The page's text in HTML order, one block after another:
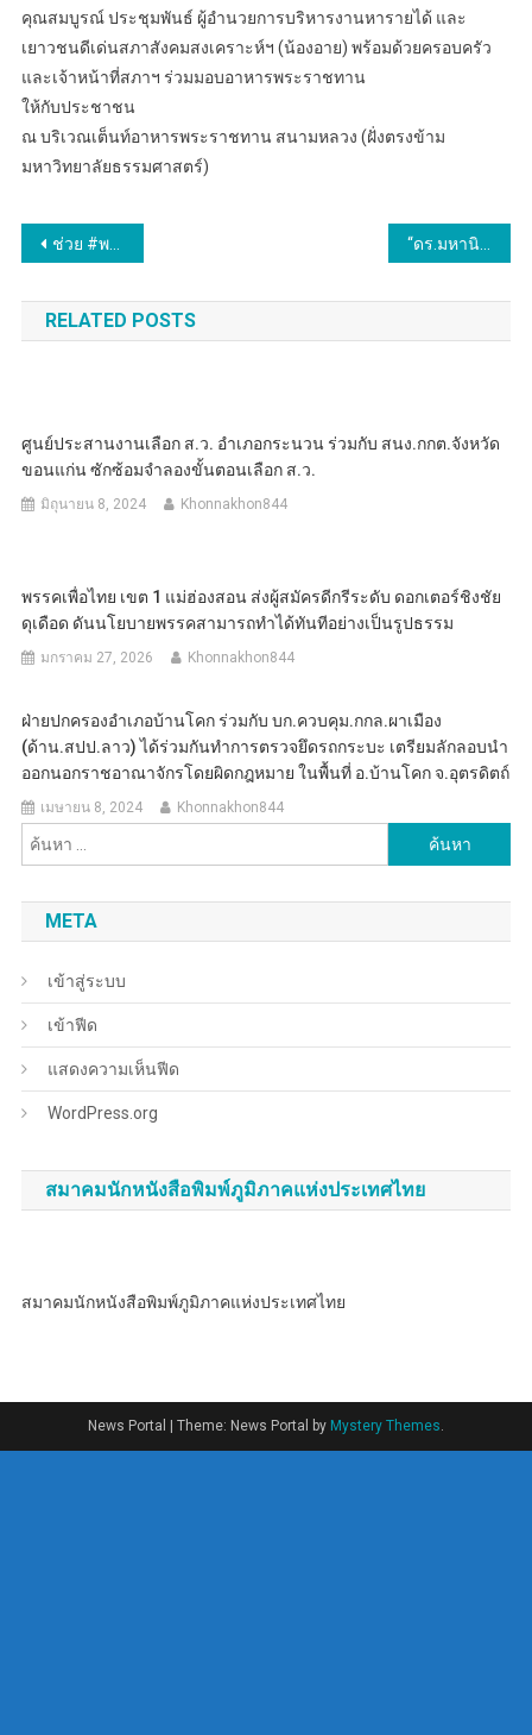
คุณสมบูรณ์ ประชุมพันธ์ ผู้อำนวยการบริหารงานหารายได้ และ
เยาวชนดีเด่นสภาสังคมสงเคราะห์ฯ (น้องอาย) พร้อมด้วยครอบครัว
และเจ้าหน้าที่สภาฯ ร่วมมอบอาหารพระราชทาน
ให้กับประชาชน
ณ บริเวณเต็นท์อาหารพระราชทาน สนามหลวง (ฝั่งตรงข้าม
มหาวิทยาลัยธรรมศาสตร์)
แนะแนว
เรื่อง
ช่วย #พรรคเพื่อไทย ที่ #ประจวบคีรีขันธ์ ยกเครื่องสมาชิกพรรคใหม่ ” สหัสชัย อนันตเมฆ” จับมือ “สุวิทย์ สงคราม ” ลุยรับสมาชิกพรรคส่ง กกต. รวม 120 คน “ดร.มหานิยม” เปิดสำนักงานพรรคพลังประชารัฐ เขต 2 จ.สกลนคร พบปะแกนนำ อ.เมือง และแกนนำ ต.ด่านม่วงคำ อ.โคกศรีสุพรรณ เตรียมสู้ศึกเลือกตั้ง 2569
RELATED POSTS
ศูนย์ประสานงานเลือก ส.ว. อำเภอกระนวน ร่วมกับ สนง.กกต.จังหวัด
ขอนแก่น ซักซ้อมจำลองขั้นตอนเลือก ส.ว.
มิถุนายน 8, 2024 Khonnakhon844
พรรคเพื่อไทย เขต 1 แม่ฮ่องสอน ส่งผู้สมัครดีกรีระดับ ดอกเตอร์ชิงชัย
ดุเดือด ดันนโยบายพรรคสามารถทำได้ทันทีอย่างเป็นรูปธรรม
มกราคม 27, 2026 Khonnakhon844
ฝ่ายปกครองอำเภอบ้านโคก ร่วมกับ บก.ควบคุม.กกล.ผาเมือง
(ด้าน.สปป.ลาว) ได้ร่วมกันทำการตรวจยึดรถกระบะ เตรียมลักลอบนำ
ออกนอกราชอาณาจักรโดยผิดกฎหมาย ในพื้นที่ อ.บ้านโคก จ.อุตรดิตถ์
เมษายน 8, 2024 Khonnakhon844
สำหรับ:
META
เข้าสู่ระบบ
เข้าฟีด
แสดงความเห็นฟีด
WordPress.org
สมาคมนักหนังสือพิมพ์ภูมิภาคแห่งประเทศไทย
สมาคมนักหนังสือพิมพ์ภูมิภาคแห่งประเทศไทย
News Portal Theme: News Portal by Mystery Themes.